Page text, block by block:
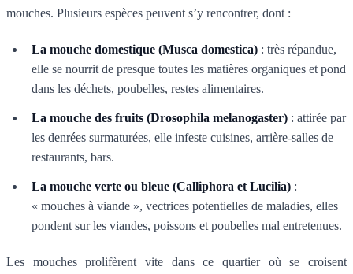
mouches. Plusieurs espèces peuvent s’y rencontrer, dont :
La mouche domestique (Musca domestica) : très répandue,
elle se nourrit de presque toutes les matières organiques et pond
dans les déchets, poubelles, restes alimentaires.
La mouche des fruits (Drosophila melanogaster) : attirée par
les denrées surmaturées, elle infeste cuisines, arrière-salles de
restaurants, bars.
La mouche verte ou bleue (Calliphora et Lucilia) :
« mouches à viande », vectrices potentielles de maladies, elles
pondent sur les viandes, poissons et poubelles mal entretenues.
Les mouches prolifèrent vite dans ce quartier où se croisent